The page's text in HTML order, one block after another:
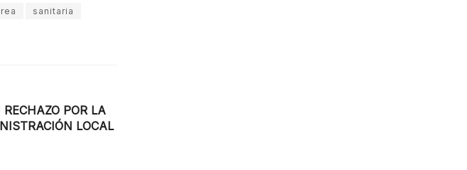
rea
sanitaria
POR LA
LOCAL